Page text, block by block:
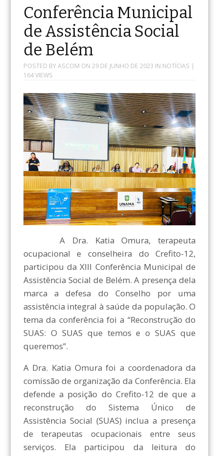
Conferência Municipal
de Assistência Social
de Belém
POSTED BYASCOM ON 29 DE JUNHO DE 2023 IN NOTÍCIAS |
164 VIEWS
A Dra. Katia Omura, terapeuta
ocupacional e conselheira do Crefito-12,
participou da XIII Conferência Municipal de
Assistência Social de Belém. A presença dela
marca a defesa do Conselho por uma
assistência integral à saúde da população. O
tema da conferência foi a “Reconstrução do
SUAS: O SUAS que temos e o SUAS que
queremos”.
A Dra. Katia Omura foi a coordenadora da
comissão de organização da Conferência. Ela
defende a posição do Crefito-12 de que a
reconstrução do Sistema Único de
Assistência Social (SUAS) inclua a presença
de terapeutas ocupacionais entre seus
serviços. Ela participou da leitura do